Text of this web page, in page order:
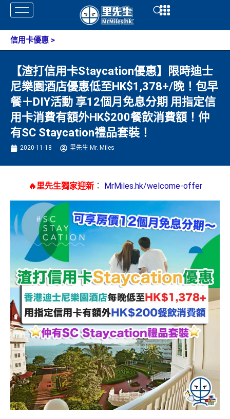
Skip
content
Open
信用卡優惠 >
【渣打信用卡Staycation優惠】限時迪士
尼樂園酒店優惠低至HK$1,378+/晚！包早
餐＋DIY活動 享12個月免息分期 用指定信
用卡消費有額外HK$200餐飲消費額！仲
有SC Staycation禮品套裝！
2020-11-18 里先生 Mr. Miles
🔥里先生獨家迎新： MrMiles.hk/welcome-offer